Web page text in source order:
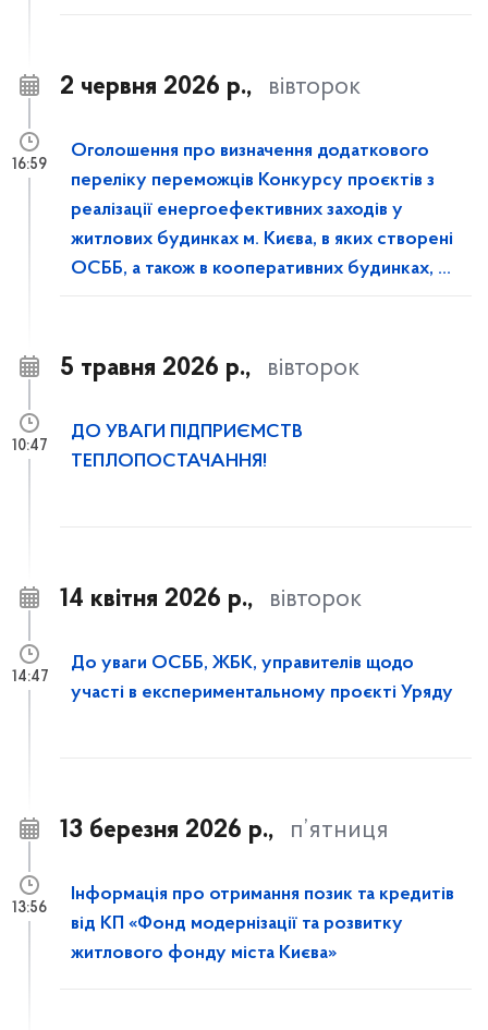
2 червня 2026 р., вівторок
Оголошення про визначення додаткового
переліку переможців Конкурсу проєктів з
реалізації енергоефективних заходів у
житлових будинках м. Києва, в яких створені
ОСББ, а також в кооперативних будинках, у
16:59
5 травня 2026 р., вівторок
ДО УВАГИ ПІДПРИЄМСТВ
ТЕПЛОПОСТАЧАННЯ!
10:47
14 квітня 2026 р., вівторок
До уваги ОСББ, ЖБК, управителів щодо
участі в експериментальному проєкті Уряду
14:47
13 березня 2026 р., п’ятниця
Інформація про отримання позик та кредитів
від КП «Фонд модернізації та розвитку
житлового фонду міста Києва»
13:56